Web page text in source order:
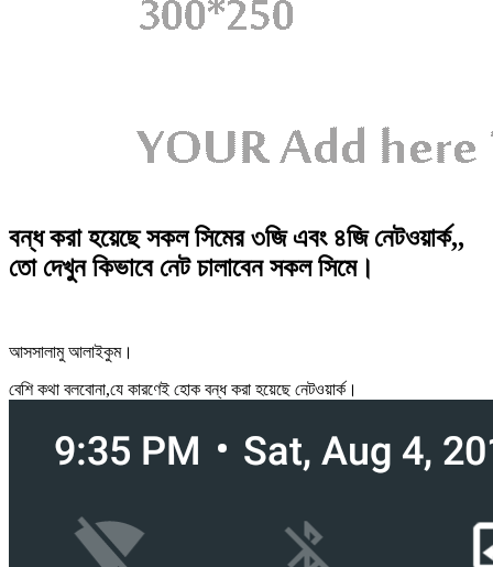
বন্ধ করা হয়েছে সকল সিমের ৩জি এবং ৪জি নেটওয়ার্ক,,
তো দেখুন কিভাবে নেট চালাবেন সকল সিমে।
আসসালামু আলাইকুম।
বেশি কথা বলবোনা,যে কারণেই হোক বন্ধ করা হয়েছে নেটওয়ার্ক।